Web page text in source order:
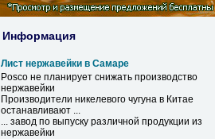
Информация
Лист нержавейки в Самаре
Posco не планирует снижать производство
нержавейки
Производители никелевого чугуна в Китае
останавливают ...
... завод по выпуску различной продукции из
нержавейки